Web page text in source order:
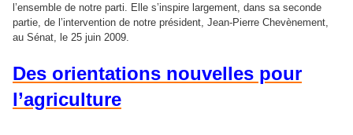
l’ensemble de notre parti. Elle s’inspire largement, dans sa seconde
partie, de l’intervention de notre président, Jean-Pierre Chevènement,
au Sénat, le 25 juin 2009.
Des orientations nouvelles pour
l’agriculture